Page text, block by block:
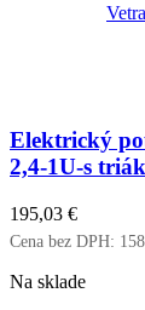
Elektrický
2,4-1U-s
195,03 €
Cena bez DPH:
Na sklade